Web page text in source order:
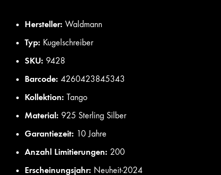
Hersteller: Waldmann
Typ: Kugelschreiber
SKU: 9428
Barcode: 4260423845343
Kollektion: Tango
Material: 925 Sterling Silber
Garantiezeit: 10 Jahre
Anzahl Limitierungen: 200
Erscheinungsjahr: Neuheit-2024